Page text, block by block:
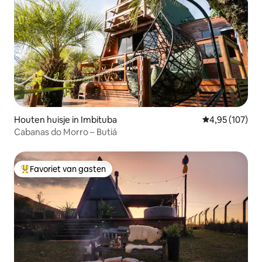
Houten huisje in Imbituba Gemiddelde
4,95 (107)
Cabanas do Morro – Butiá
Topfavoriet van gasten
Favoriet van gasten